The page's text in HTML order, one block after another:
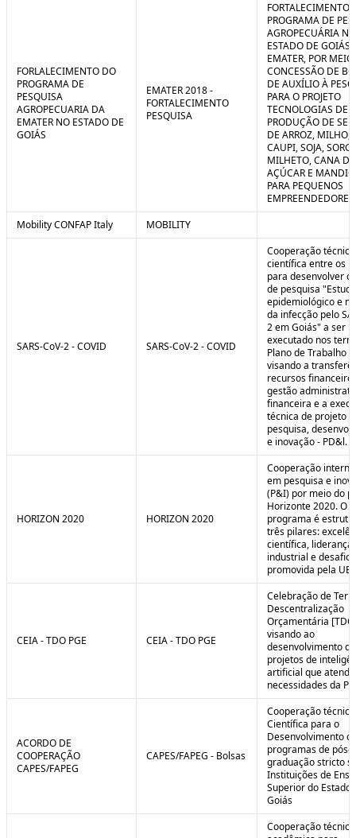
FORLALECIMENTO DO
PROGRAMA DE
PESQUISA
AGROPECUARIA DA
EMATER NO ESTADO DE
GOIÁS
EMATER 2018 -
FORTALECIMENTO
PESQUISA
FORTALECIMENTO
PROGRAMA DE
AGROPECUÁRIA NO
ESTADO DE GOIÁS
EMATER, POR
CONCESSÃO DE
DE AUXÍLIO À
PARA O PROJETO
TECNOLOGIAS DE
PRODUÇÃO DE
DE ARROZ, MILHO,
CAUPI, SOJA,
MILHETO, CANA DE
AÇÚCAR E
PARA PEQUENOS
Mobility CONFAP Italy
MOBILITY
SARS-CoV-2 - COVID SARS-CoV-2 - COVID
Cooperação
científica entre os
para desenvolver o
de pesquisa "Estudo
epidemiológico e
da infecção pelo
2 em Goiás" a ser
executado nos
Plano de Trabalho
visando a
recursos
gestão
financeira e a
técnica de projeto
pesquisa,
e inovação - PD&l.
HORIZON 2020 HORIZON 2020
Cooperação
em pesquisa e
(P&I) por meio do
Horizonte 2020. O
programa é
três pilares:
científica, liderança
industrial e
promovida pela UE.
CEIA - TDO PGE CEIA - TDO PGE
Celebração de
Descentralização
Orçamentária
visando ao
desenvolvimento de
projetos de
artificial que
necessidades da
ACORDO DE
COOPERAÇÃO
CAPES/FAPEG
CAPES/FAPEG - Bolsas
Cooperação
Científica para o
Desenvolvimento
programas de pós-
graduação stricto
Instituições de
Superior do Estado
Goiás
Cooperação